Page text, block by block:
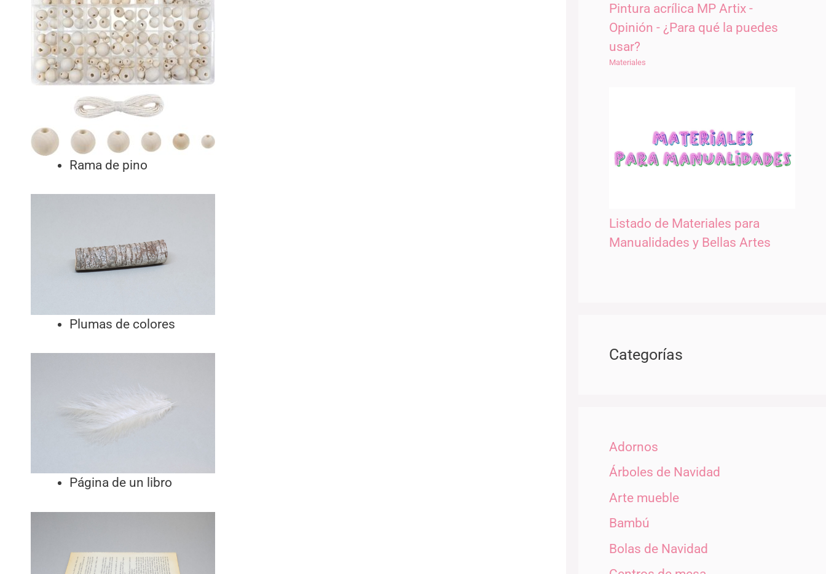
Rama de pino
Plumas de colores
Página de un libro
Pintura acrílica MP Artix -
Opinión - ¿Para qué la puedes
usar?
Materiales
Listado de Materiales para
Manualidades y Bellas Artes
Categorías
Adornos
Árboles de Navidad
Arte mueble
Bambú
Bolas de Navidad